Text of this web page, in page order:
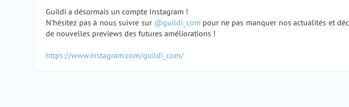
Guildi a désormais un compte Instagram !
N'hésitez pas à nous suivre sur @guildi_com pour ne pas manquer nos actualités et
de nouvelles previews des futures améliorations !
https://www.instagram.com/guildi_com/